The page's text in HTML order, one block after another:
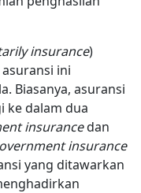
insurance)
ini
Biasanya, asuransi
ke dalam dua
insurancedan
insurance
yang ditawarkan